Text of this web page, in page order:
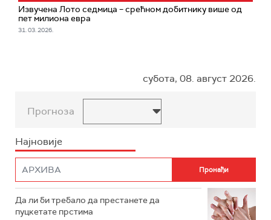
Извучена Лото седмица – срећном добитнику више од
пет милиона евра
31. 03. 2026.
субота, 08. август 2026.
Прогноза
Најновије
Да ли би требало да престанете да
пуцкетате прстима